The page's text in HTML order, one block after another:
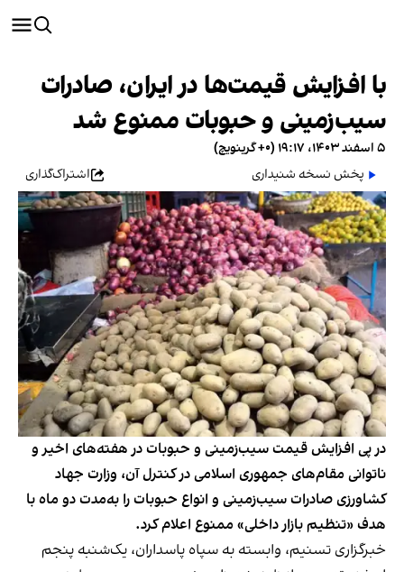
با افزایش قیمت‌ها در ایران، صادرات
سیب‌زمینی و حبوبات ممنوع شد
۵ اسفند ۱۴۰۳، ۱۹:۱۷ (‎+۰ گرینویچ)
پخش نسخه شنیداری
اشتراک‌گذاری
در پی افزایش قیمت سیب‌زمینی و حبوبات در هفته‌های اخیر و
ناتوانی مقام‌های جمهوری اسلامی در کنترل آن، وزارت جهاد
کشاورزی صادرات سیب‌زمینی و انواع حبوبات را به‌مدت دو ماه با
هدف «تنظیم بازار داخلی» ممنوع اعلام کرد.
خبرگزاری تسنیم، وابسته به سپاه پاسداران، یک‌شنبه پنجم